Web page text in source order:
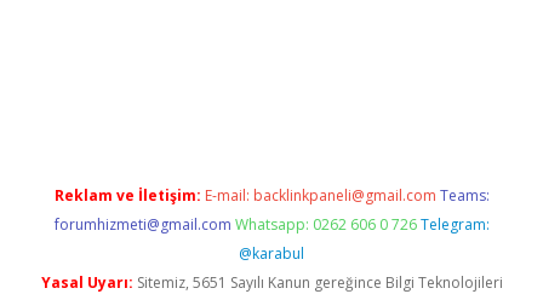
Reklam ve İletişim: E-mail: backlinkpaneli@gmail.com Teams:
forumhizmeti@gmail.com Whatsapp: 0262 606 0 726 Telegram:
@karabul
Yasal Uyarı: Sitemiz, 5651 Sayılı Kanun gereğince Bilgi Teknolojileri